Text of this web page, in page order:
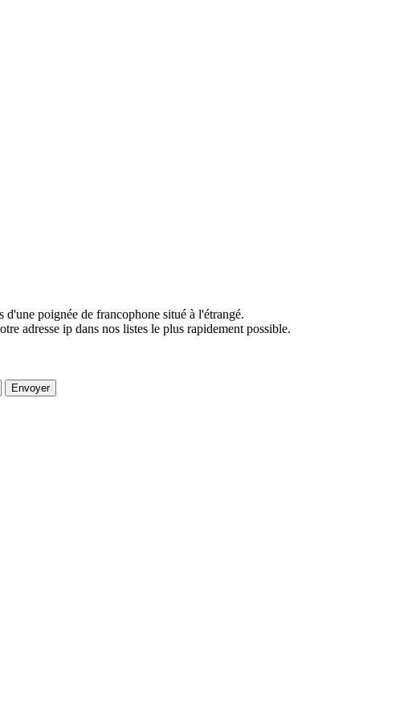
poignée de francophone situé à l'étrangé.
adresse ip dans nos listes le plus rapidement possible.